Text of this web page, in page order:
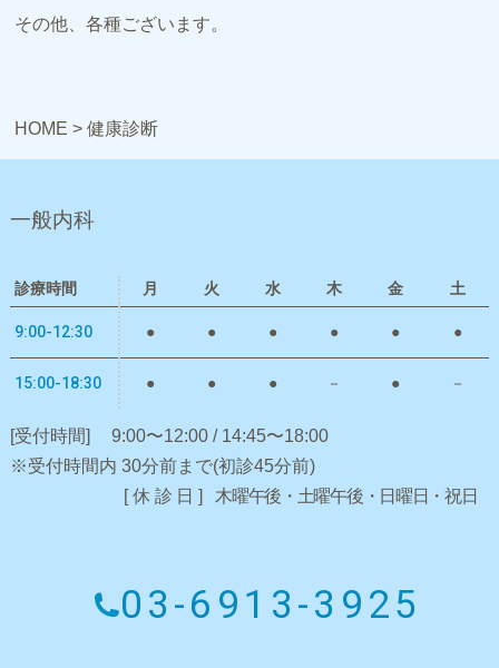
その他、各種ございます。
HOME > 健康診断
一般内科
診療時間 月 火 水 木 金 土
9:00-12:30 ● ● ● ● ● ●
15:00-18:30 ● ● ● － ● －
[受付時間]
9:00〜12:00 / 14:45〜18:00
※受付時間内 30分前まで(初診45分前)
[休診日]
木曜午後・土曜午後・日曜日・祝日
03-6913-3925